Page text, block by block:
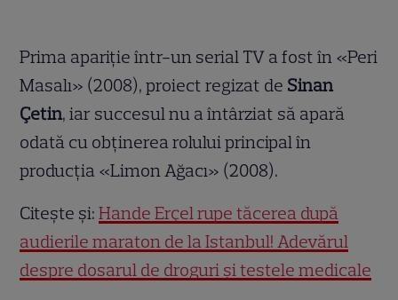
Prima apariție într-un serial TV a fost în «Peri
Masalı» (2008), proiect regizat de Sinan
Çetin, iar succesul nu a întârziat să apară
odată cu obținerea rolului principal în
producția «Limon Ağacı» (2008).
Citește și:Hande Erçel rupe tăcerea după
audierile maraton de la Istanbul! Adevărul
despre dosarul de droguri și testele medicale